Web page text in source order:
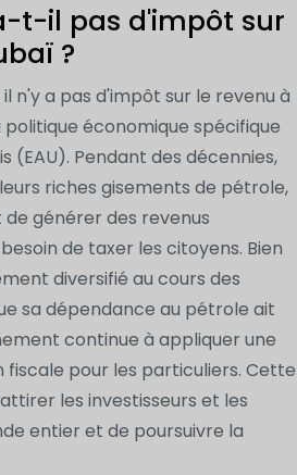
t-il pas d'impôt sur
?
n'y a pas d'impôt sur le revenu à
économique spécifique
(EAU). Pendant des décennies,
riches gisements de pétrole,
générer des revenus
de taxer les citoyens. Bien
diversifié au cours des
sa dépendance au pétrole ait
continue à appliquer une
fiscale pour les particuliers. Cette
les investisseurs et les
entier et de poursuivre la